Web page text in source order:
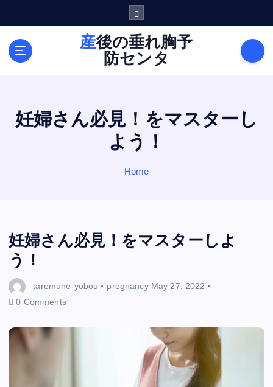
産後の垂れ胸予
防センタ
妊婦さん必見！をマスターし
よう！
Home
妊婦さん必見！をマスターしよ
う！
taremune-yobou pregnancy May 27, 2022
0 Comments